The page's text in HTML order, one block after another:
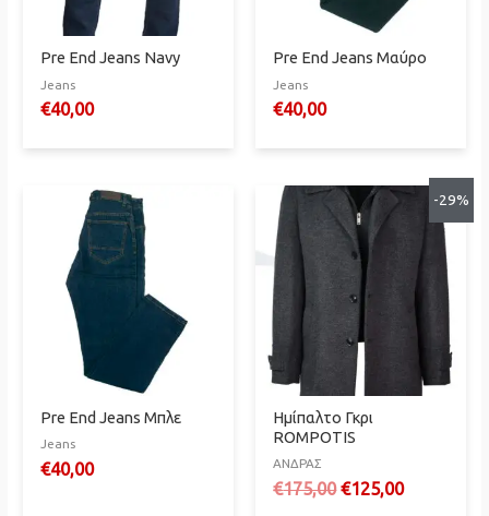
Pre End Jeans Navy
Jeans
€40,00
Pre End Jeans Μαύρο
Jeans
€40,00
Pre End Jeans Μπλε
Jeans
€40,00
-29%
Ημίπαλτο Γκρι
ROMPOTIS
ΑΝΔΡΑΣ
€175,00Original
€125,00Η